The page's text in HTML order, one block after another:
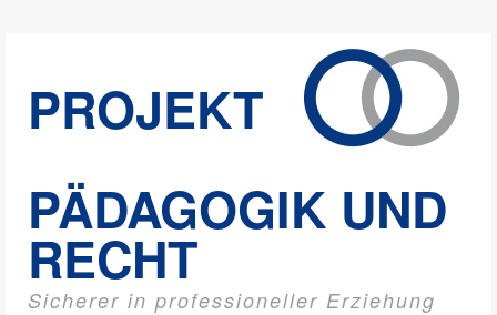
PROJEKT
PÄDAGOGIK UND
RECHT
Sicherer in professioneller Erziehung